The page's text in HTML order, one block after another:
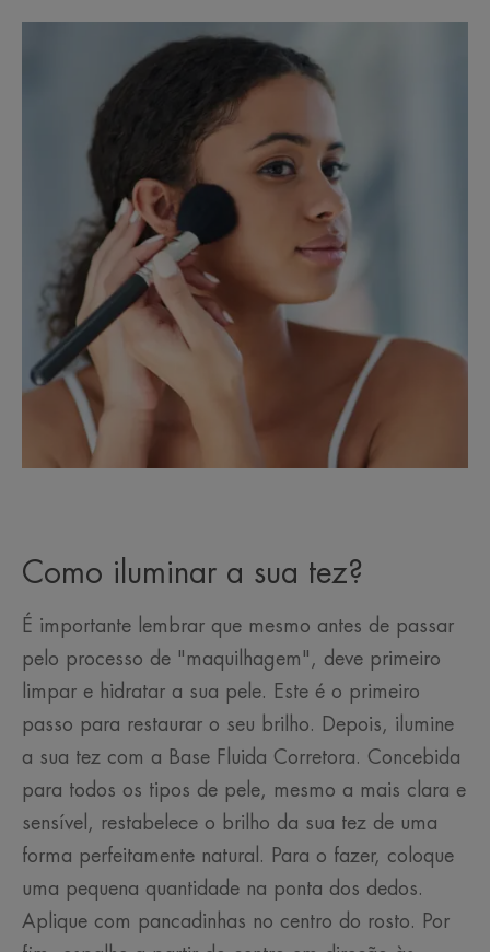
Como iluminar a sua tez?
É importante lembrar que mesmo antes de passar
pelo processo de "maquilhagem", deve primeiro
limpar e hidratar a sua pele. Este é o primeiro
passo para restaurar o seu brilho. Depois, ilumine
a sua tez com a Base Fluida Corretora. Concebida
para todos os tipos de pele, mesmo a mais clara e
sensível, restabelece o brilho da sua tez de uma
forma perfeitamente natural. Para o fazer, coloque
uma pequena quantidade na ponta dos dedos.
Aplique com pancadinhas no centro do rosto. Por